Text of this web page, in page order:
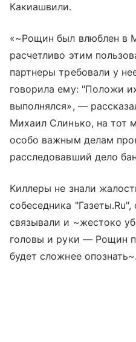
Какиашвили.
«~Рощин был влюблен в
расчетливо этим
партнеры требовали у
говорила ему: "Положи
выполнялся», —
Михаил Слинько, на тот
особо важным делам
расследовавший дело
Киллеры не знали
собеседника
связывали и ~жестоко
головы и руки — Рощин
будет сложнее опознать~.